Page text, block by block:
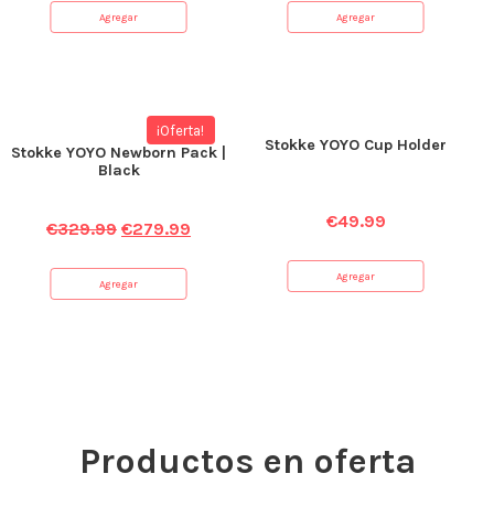
Agregar Agregar
¡Oferta!
Stokke YOYO Newborn Pack |
Black
€329.99 €279.99
Agregar
Stokke YOYO Cup Holder
€49.99
Agregar
Productos en oferta